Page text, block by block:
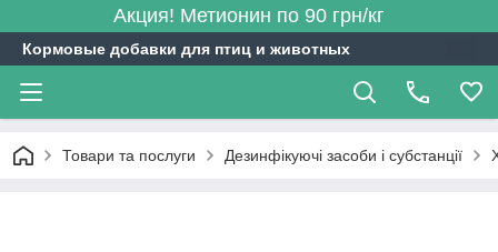
Акция! Метионин по 90 грн/кг
Кормовые добавки для птиц и животных
Товари та послуги Дезинфікуючі засоби і субстанції